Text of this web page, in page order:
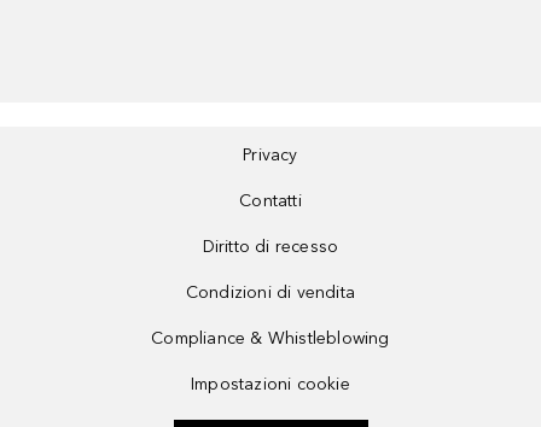
Privacy
Contatti
Diritto di recesso
Condizioni di vendita
Compliance & Whistleblowing
Impostazioni cookie